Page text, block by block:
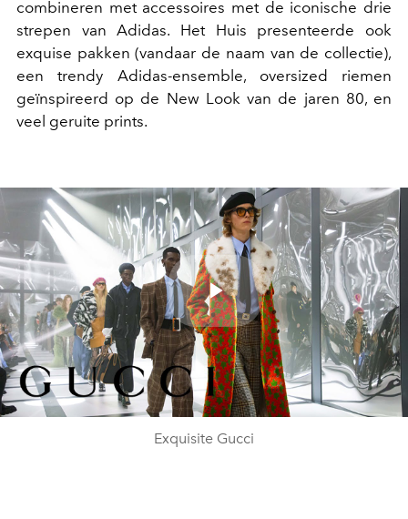
combineren met accessoires met de iconische drie
strepen van Adidas. Het Huis presenteerde ook
exquise pakken (vandaar de naam van de collectie),
een trendy Adidas-ensemble, oversized riemen
geïnspireerd op de New Look van de jaren 80, en
veel geruite prints.
Play
Video
Exquisite Gucci